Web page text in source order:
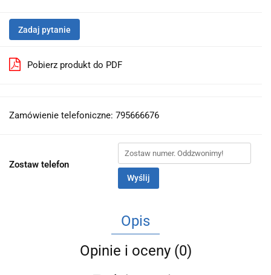
Zadaj pytanie
Pobierz produkt do PDF
Zamówienie telefoniczne: 795666676
Zostaw telefon
Wyślij
Opis
Opinie i oceny (0)